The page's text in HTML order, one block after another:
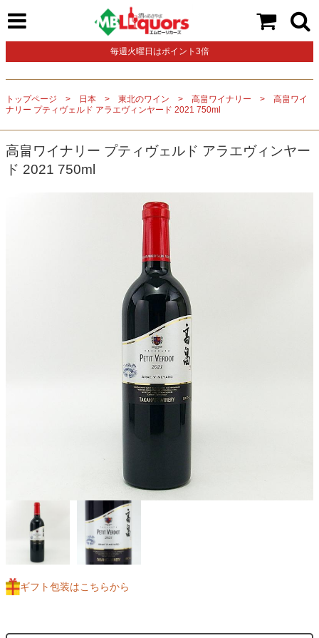
毎週火曜日はポイント3倍
トップページ 日本 東北のワイン 高畠ワイナリー
高畠ワイ
ナリー プティヴェルド アラエヴィンヤード 2021 750ml
高畠ワイナリー プティヴェルド アラエヴィンヤー
ド 2021 750ml
ギフト包装はこちらから